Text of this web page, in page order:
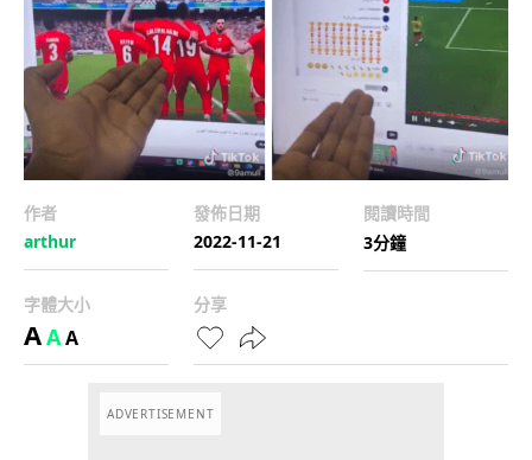
作者
arthur
發佈日期
2022-11-21
閱讀時間
3分鐘
字體大小
AAA
分享
ADVERTISEMENT